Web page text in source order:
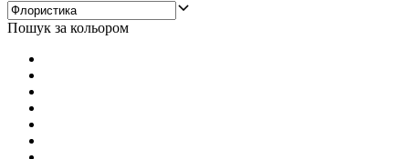
Пошук за кольором